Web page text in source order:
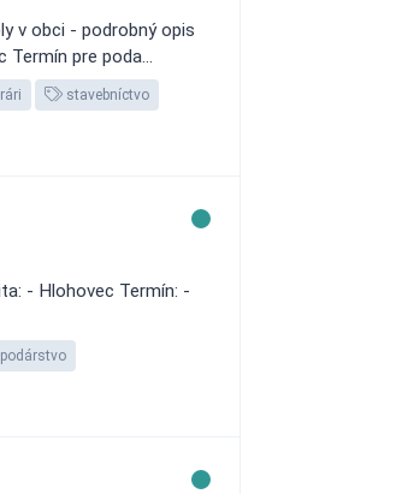
v obci - podrobný opis
pre poda...
stavebníctvo
- Hlohovec Termín: -